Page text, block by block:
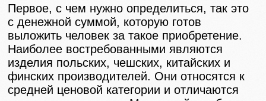
Первое, с чем нужно определиться, так это
с денежной суммой, которую готов
выложить человек за такое приобретение.
Наиболее востребованными являются
изделия польских, чешских, китайских и
финских производителей. Они относятся к
средней ценовой категории и отличаются